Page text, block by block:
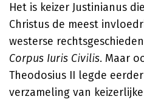
Het is keizer Justinianus
Christus de meest
westerse
Corpus Iuris Civilis. Maar
Theodosius II legde
verzameling van